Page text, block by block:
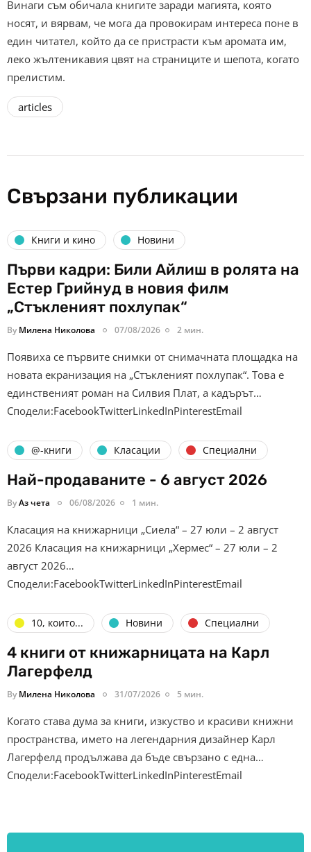
Винаги съм обичала книгите заради магията, която
носят, и вярвам, че мога да провокирам интереса поне в
един читател, който да се пристрасти към аромата им,
леко жълтеникавия цвят на страниците и шепота, когато
прелистим.
articles
Свързани публикации
Книги и кино Новини
Първи кадри: Били Айлиш в ролята на
Естер Грийнуд в новия филм
„Стъкленият похлупак“
By Милена Николова 07/08/2026 2 мин.
Появиха се първите снимки от снимачната площадка на
новата екранизация на „Стъкленият похлупак“. Това е
единственият роман на Силвия Плат, а кадърът…
Сподели:FacebookTwitterLinkedInPinterestEmail
@-книги Класации Специални
Най-продаваните - 6 август 2026
ByАз чета 06/08/2026 1 мин.
Класация на книжарници „Сиела“ – 27 юли – 2 август
2026 Класация на книжарници „Хермес“ – 27 юли – 2
август 2026…
Сподели:FacebookTwitterLinkedInPinterestEmail
10, които... Новини Специални
4 книги от книжарницата на Карл
Лагерфелд
By Милена Николова 31/07/2026 5 мин.
Когато става дума за книги, изкуство и красиви книжни
пространства, името на легендарния дизайнер Карл
Лагерфелд продължава да бъде свързано с една…
Сподели:FacebookTwitterLinkedInPinterestEmail